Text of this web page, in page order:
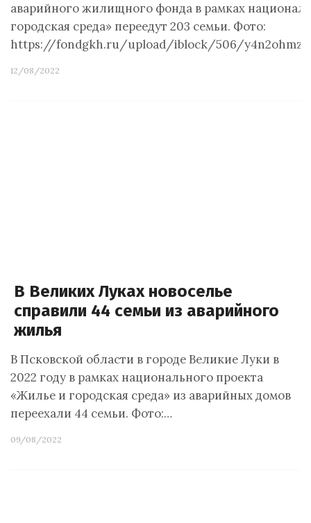
аварийного жилищного фонда в рамках
городская среда» переедут 203 семьи. Фото:
https://fondgkh.ru/upload/iblock/506/
12/08/2022
В Великих Луках новоселье
справили 44 семьи из аварийного
жилья
В Псковской области в городе Великие Луки в
2022 году в рамках национального проекта
«Жилье и городская среда» из аварийных домов
переехали 44 семьи. Фото:…
09/08/2022